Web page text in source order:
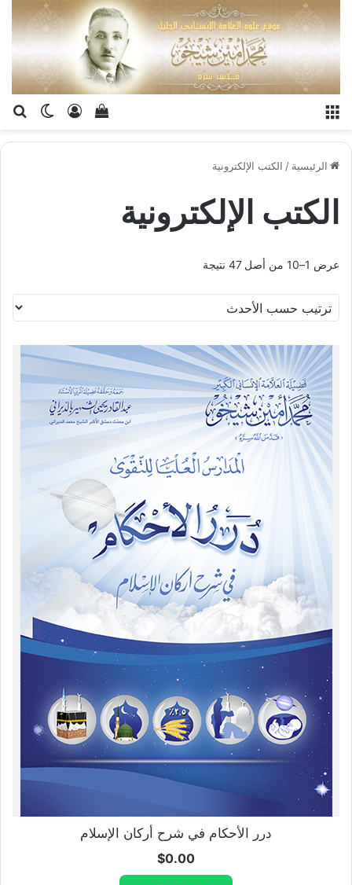
الوضعتسجيل
إستعراض سلة
الرئيسية / الكتب الإلكترونية
الكتب الإلكترونية
عرض 1–10 من أصل 47 نتيجة
درر الأحكام في شرح أركان الإسلام
$0.00